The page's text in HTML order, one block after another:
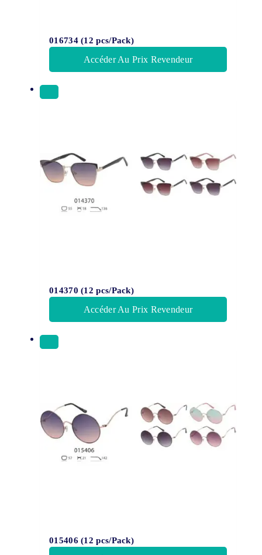
016734 (12 pcs/Pack)
Accéder Au Prix Revendeur
014370 (12 pcs/Pack)
Accéder Au Prix Revendeur
015406 (12 pcs/Pack)